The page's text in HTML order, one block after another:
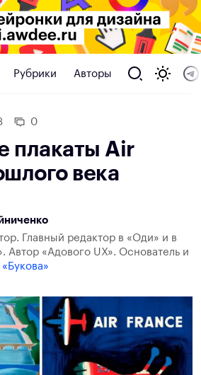
Рубрики Авторы
0
плакаты Air
века
Главный редактор в «Оди» и в
Автор «Адового UX». Основатель и
«Букова»